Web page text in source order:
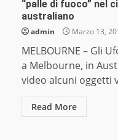
“palle di fuoco” nel
australiano
admin Marzo 13,
MELBOURNE – Gli
a Melbourne, in
video alcuni oggetti
Read More